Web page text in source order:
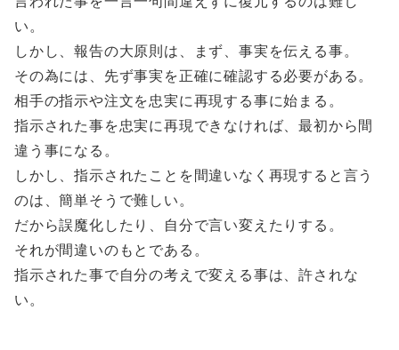
い。
しかし、報告の大原則は、まず、事実を伝える事。
その為には、先ず事実を正確に確認する必要がある。
相手の指示や注文を忠実に再現する事に始まる。
指示された事を忠実に再現できなければ、最初から間
違う事になる。
しかし、指示されたことを間違いなく再現すると言う
のは、簡単そうで難しい。
だから誤魔化したり、自分で言い変えたりする。
それが間違いのもとである。
指示された事で自分の考えで変える事は、許されな
い。